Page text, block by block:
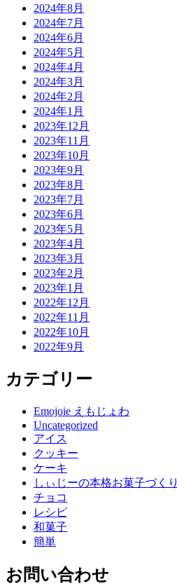
2024年8月
2024年7月
2024年6月
2024年5月
2024年4月
2024年3月
2024年2月
2024年1月
2023年12月
2023年11月
2023年10月
2023年9月
2023年8月
2023年7月
2023年6月
2023年5月
2023年4月
2023年3月
2023年2月
2023年1月
2022年12月
2022年11月
2022年10月
2022年9月
カテゴリー
Emojoie えもじょわ
Uncategorized
アイス
クッキー
ケーキ
しぃじーの本格お菓子づくり
チョコ
レシピ
和菓子
簡単
お問い合わせ